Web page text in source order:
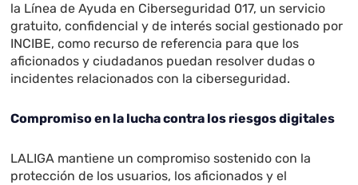
la Línea de Ayuda en Ciberseguridad 017, un servicio
gratuito, confidencial y de interés social gestionado por
INCIBE, como recurso de referencia para que los
aficionados y ciudadanos puedan resolver dudas o
incidentes relacionados con la ciberseguridad.
Compromiso en la lucha contra los riesgos digitales
LALIGA mantiene un compromiso sostenido con la
protección de los usuarios, los aficionados y el